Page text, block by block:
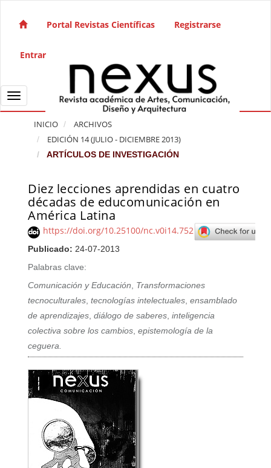
Navegación principal
Barra lateral
Portal Revistas Científicas Registrarse
Entrar
Toggle navigation
INICIO
ARCHIVOS
EDICIÓN 14 (JULIO - DICIEMBRE 2013)
ARTÍCULOS DE INVESTIGACIÓN
Diez lecciones aprendidas en cuatro
décadas de educomunicación en
América Latina
https://doi.org/10.25100/nc.v0i14.752
Publicado: 24-07-2013
Palabras clave:
Comunicación y Educación, Transformaciones
tecnoculturales,tecnologías intelectuales,ensamblado
de aprendizajes,diálogo de saberes,inteligencia
colectiva sobre los cambios,epistemología de la
ceguera.
Barra lateral del artículo